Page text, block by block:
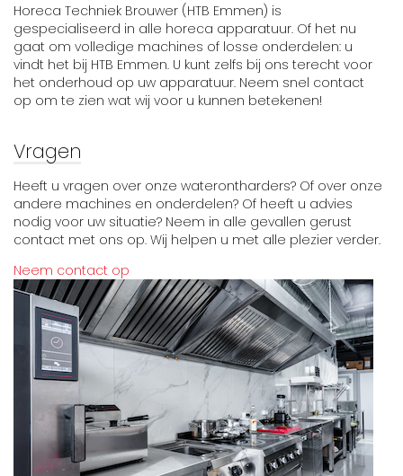
Horeca Techniek Brouwer (HTB Emmen) is
gespecialiseerd in alle horeca apparatuur. Of het nu
gaat om volledige machines of losse onderdelen: u
vindt het bij HTB Emmen. U kunt zelfs bij ons terecht voor
het onderhoud op uw apparatuur. Neem snel contact
op om te zien wat wij voor u kunnen betekenen!
Vragen
Heeft u vragen over onze waterontharders? Of over onze
andere machines en onderdelen? Of heeft u advies
nodig voor uw situatie? Neem in alle gevallen gerust
contact met ons op. Wij helpen u met alle plezier verder.
Neem contact op